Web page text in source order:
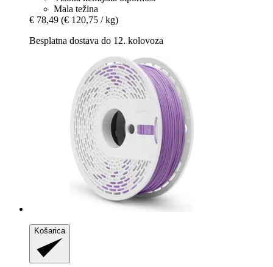
Mala težina
€ 78,49 (€ 120,75 / kg)
Besplatna dostava do 12. kolovoza
Košarica